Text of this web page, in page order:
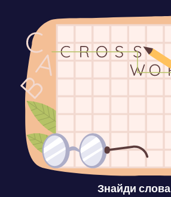
Знайди слова